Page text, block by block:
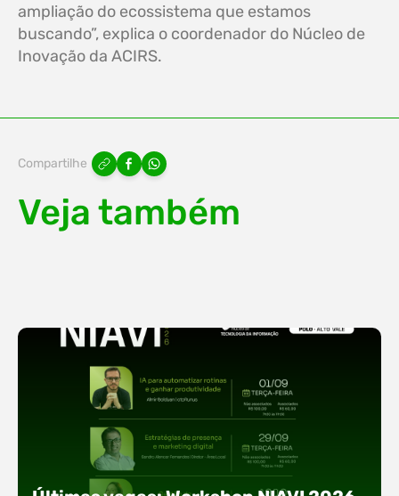
ampliação do ecossistema que estamos
buscando”, explica o coordenador do Núcleo de
Inovação da ACIRS.
Compartilhe
Veja também